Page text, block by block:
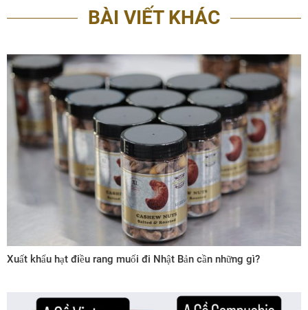
BÀI VIẾT KHÁC
Xuất khẩu hạt điều rang muối đi Nhật Bản cần những gì?